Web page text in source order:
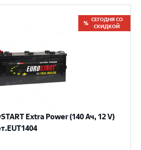
СЕГОДНЯ СО
СКИДКОЙ
Extra Power (140 Ач, 12 V)